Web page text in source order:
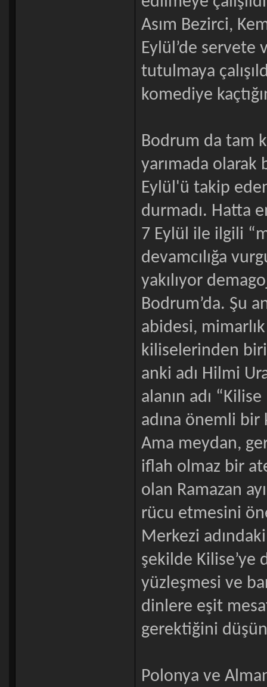
Asım Bezirci,
Eylül’de servete
tutulmaya
komediye
Bodrum da tam
yarımada olarak
Eylül'ü takip
durmadı. Hatta
7 Eylül ile ilgili
devamcılığa
yakılıyor
Bodrum’da. Şu
abidesi,
kiliselerinden
anki adı Hilmi
alanın adı
adına önemli
Ama meydan,
iflah olmaz bir
olan Ramazan
rücu etmesini
Merkezi
şekilde Kilise’ye
yüzleşmesi ve
dinlere eşit
gerektiğini
Polonya ve